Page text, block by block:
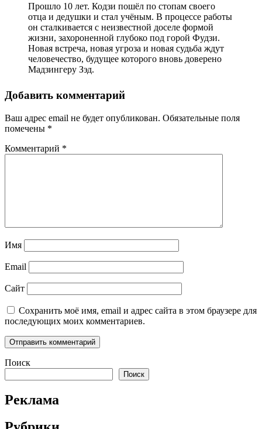
Прошло 10 лет. Кодзи пошёл по стопам своего
отца и дедушки и стал учёным. В процессе работы
он сталкивается с неизвестной доселе формой
жизни, захороненной глубоко под горой Фудзи.
Новая встреча, новая угроза и новая судьба ждут
человечество, будущее которого вновь доверено
Мадзингеру Зэд.
Добавить комментарий
Ваш адрес email не будет опубликован. Обязательные поля
помечены *
Комментарий *
Имя
Email
Сайт
Сохранить моё имя, email и адрес сайта в этом браузере для
последующих моих комментариев.
Поиск
Поиск
Реклама